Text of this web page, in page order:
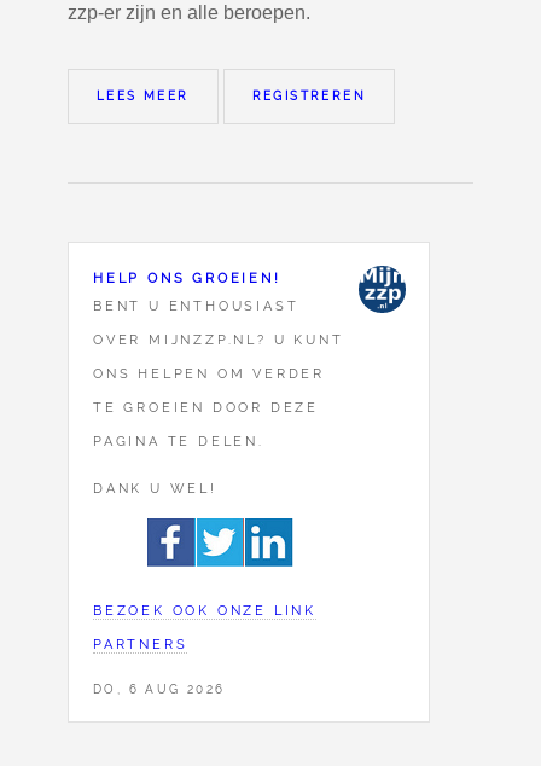
zzp-er zijn en alle beroepen.
LEES MEER REGISTREREN
HELP ONS GROEIEN!
BENT U ENTHOUSIAST
OVER MIJNZZP.NL? U KUNT
ONS HELPEN OM VERDER
TE GROEIEN DOOR DEZE
PAGINA TE DELEN.
DANK U WEL!
BEZOEK OOK ONZE LINK
PARTNERS
DO, 6 AUG 2026